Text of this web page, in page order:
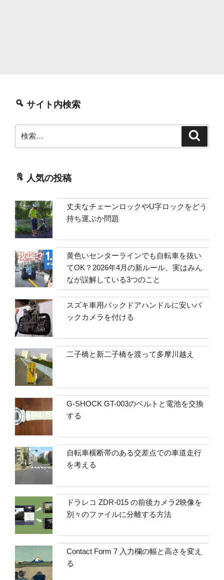
サイト内検索
索:
人気の投稿
丈夫なチェーンロックやU字ロックをどう
持ち運ぶか問題
黄色いセンターラインでも自転車を抜い
てOK？2026年4月の新ルール、実はみん
なが誤解している3つのこと
スズキ車用バックドアハンドルに安いバ
ックカメラを付ける
二子橋と新二子橋を渡って多摩川越え
G-SHOCK GT-003のベルトと電池を交換
する
自転車横断帯のある交差点での車道走行
を考える
ドラレコ ZDR-015 の前後カメラ2映像を
別々のファイルに分離する方法
Contact Form 7 入力欄の幅と高さを変え
る